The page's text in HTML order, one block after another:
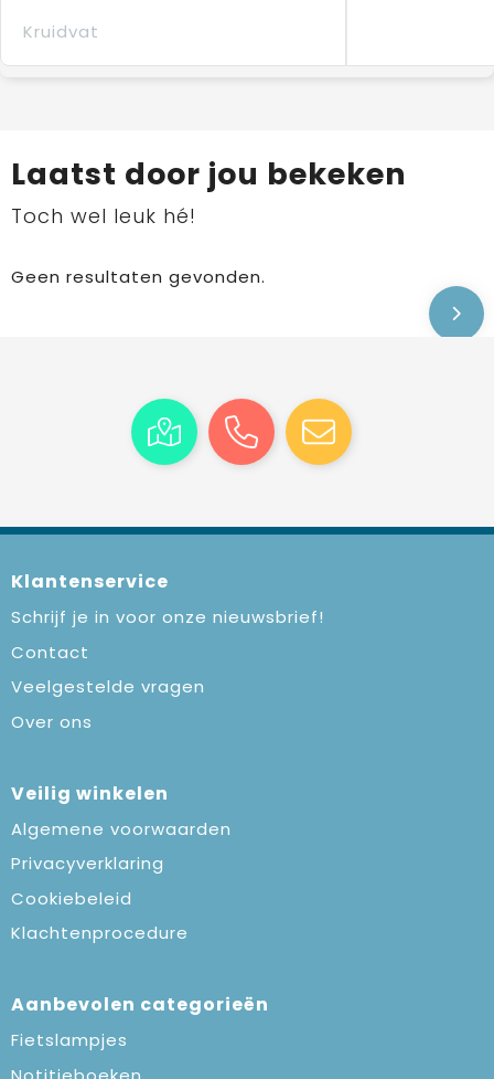
Kruidvat
Laatst door jou bekeken
Toch wel leuk hé!
Geen resultaten gevonden.
Klantenservice
Schrijf je in voor onze nieuwsbrief!
Contact
Veelgestelde vragen
Over ons
Veilig winkelen
Algemene voorwaarden
Privacyverklaring
Cookiebeleid
Klachtenprocedure
Aanbevolen categorieën
Fietslampjes